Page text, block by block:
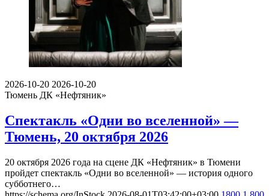
2026-10-20 2026-10-20
Тюмень ДК «Нефтяник»
Спектакль «Одни во вселенной» —
Тюмень, 20 октября 2026
20 октября 2026 года на сцене ДК «Нефтяник» в Тюмени
пройдет спектакль «Одни во вселенной» — история одного
субботнего…